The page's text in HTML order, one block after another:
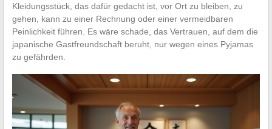
Kleidungsstück, das dafür gedacht ist, vor Ort zu bleiben, zu
gehen, kann zu einer Rechnung oder einer vermeidbaren
Peinlichkeit führen. Es wäre schade, das Vertrauen, auf dem die
japanische Gastfreundschaft beruht, nur wegen eines Pyjamas
zu gefährden.